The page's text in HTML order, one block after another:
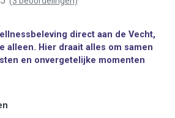
direct aan de Vecht,
alleen. Hier draait alles om samen
en onvergetelijke momenten